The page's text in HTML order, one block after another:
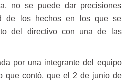
no se puede dar precisiones
de los hechos en los que se
del directivo con una de las
por una integrante del equipo
que contó, que el 2 de junio de